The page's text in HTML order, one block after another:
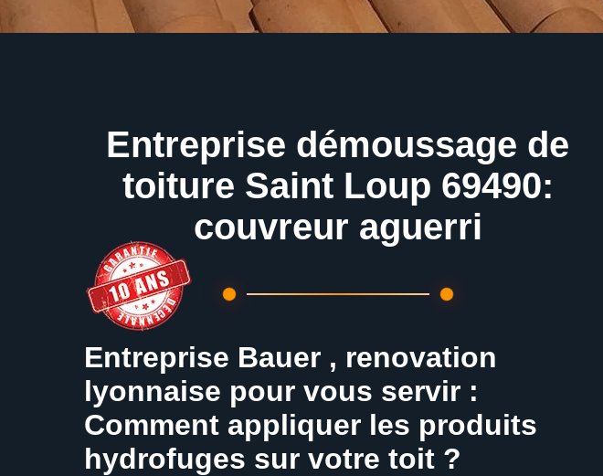
Entreprise démoussage de
toiture Saint Loup 69490:
couvreur aguerri
Entreprise Bauer , renovation
lyonnaise pour vous servir :
Comment appliquer les produits
hydrofuges sur votre toit ?